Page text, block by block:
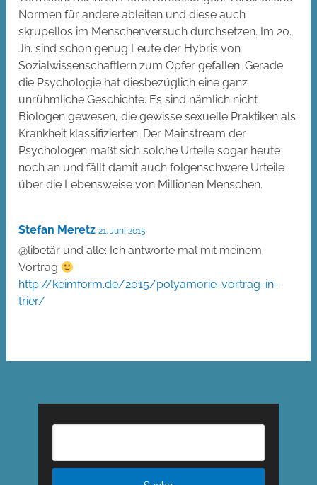
Normen für andere ableiten und diese auch
skrupellos im Menschenversuch durchsetzen. Im 20.
Jh. sind schon genug Leute der Hybris von
Sozialwissenschaftlern zum Opfer gefallen. Gerade
die Psychologie hat diesbezüglich eine ganz
unrühmliche Geschichte. Es sind nämlich nicht
Biologen gewesen, die gewisse sexuelle Praktiken als
Krankheit klassifizierten. Der Mainstream der
Psychologen maßt sich solche Urteile sogar heute
noch an und fällt damit auch folgenschwere Urteile
über die Lebensweise von Millionen Menschen.
Stefan Meretz 21. Juni 2015
@libetär und alle: Ich antworte mal mit meinem
Vortrag
http://keimform.de/2015/polyamorie-vortrag-in-
trier/